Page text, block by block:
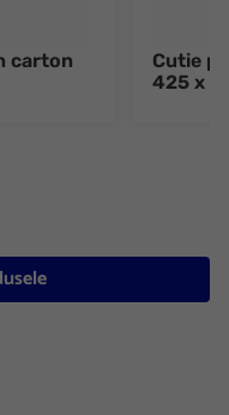
carton
Cutie
425 x